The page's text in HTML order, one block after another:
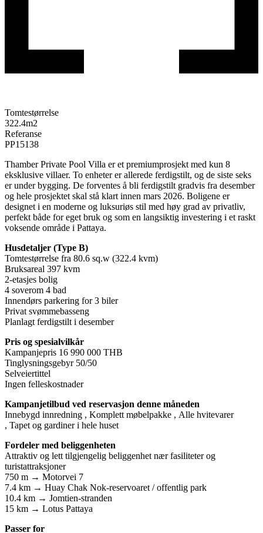
Tomtestørrelse
322.4m2
Referanse
PP15138
Thamber Private Pool Villa er et premiumprosjekt med kun 8
eksklusive villaer. To enheter er allerede ferdigstilt, og de siste seks
er under bygging. De forventes å bli ferdigstilt gradvis fra desember
og hele prosjektet skal stå klart innen mars 2026. Boligene er
designet i en moderne og luksuriøs stil med høy grad av privatliv,
perfekt både for eget bruk og som en langsiktig investering i et raskt
voksende område i Pattaya.
Husdetaljer (Type B)
Tomtestørrelse fra 80.6 sq.w (322.4 kvm)
Bruksareal 397 kvm
2-etasjes bolig
4 soverom 4 bad
Innendørs parkering for 3 biler
Privat svømmebasseng
Planlagt ferdigstilt i desember
Pris og spesialvilkår
Kampanjepris 16 990 000 THB
Tinglysningsgebyr 50/50
Selveiertittel
Ingen felleskostnader
Kampanjetilbud ved reservasjon denne måneden
Innebygd innredning , Komplett møbelpakke , Alle hvitevarer
, Tapet og gardiner i hele huset
Fordeler med beliggenheten
Attraktiv og lett tilgjengelig beliggenhet nær fasiliteter og
turistattraksjoner
750 m → Motorvei 7
7.4 km → Huay Chak Nok-reservoaret / offentlig park
10.4 km → Jomtien-stranden
15 km → Lotus Pattaya
Passer for